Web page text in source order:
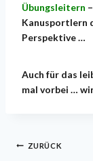
Übungsleitern
Kanusportlern
Perspektive …
Auch für das
mal vorbei …
ZURÜCK